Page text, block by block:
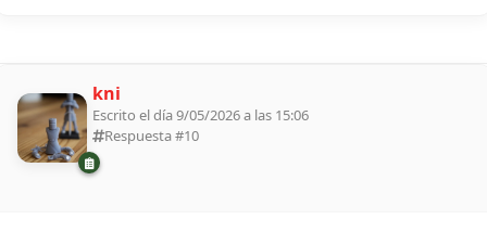
kni
Escrito el día 9/05/2026 a las 15:06
Respuesta #10